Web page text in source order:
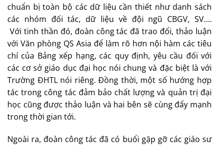
chuẩn bị toàn bộ các dữ liệu cần thiết như danh sách
các nhóm đối tác, dữ liệu về đội ngũ CBGV, SV….
Với tinh thần đó, đoàn công tác đã trao đổi, thảo luận
với Văn phòng QS Asia để làm rõ hơn nội hàm các tiêu
chí của Bảng xếp hạng, các quy định, yêu cầu đối với
các cơ sở giáo dục đại học nói chung và đặc biệt là với
Trường ĐHTL nói riêng. Đồng thời, một số hướng hợp
tác trong công tác đảm bảo chất lượng và quản trị đại
học cũng được thảo luận và hai bên sẽ cùng đẩy mạnh
trong thời gian tới.
Ngoài ra, đoàn công tác đã có buổi gặp gỡ các giáo sư